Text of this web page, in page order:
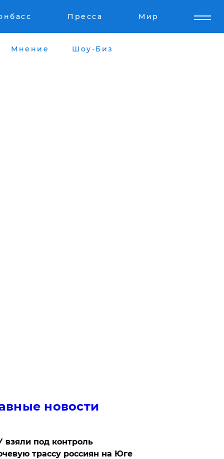
Пресса Мир
Мнение Шоу-Биз
новости
взяли под контроль
трассу россиян на Юге